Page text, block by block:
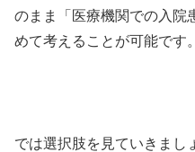
のまま「医療機関での入院
めて考えることが可能です。
では選択肢を見ていきまし